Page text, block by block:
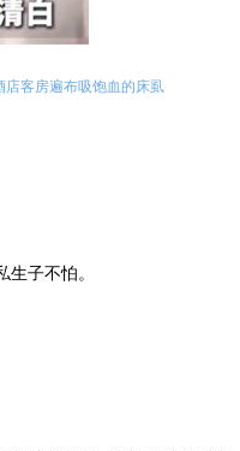
店客房遍布吸饱血的床虱
子不怕。